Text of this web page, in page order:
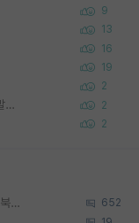
9
13
16
19
2
타대학원 컨텍 준비중인데, 지도교수님께는 언제 말씀드려야 할까요? 2
2
[무료] 2026 미국 대학원 유학 스타터팩 - 가이드북 & 합격자 컨택메일 템플릿 652